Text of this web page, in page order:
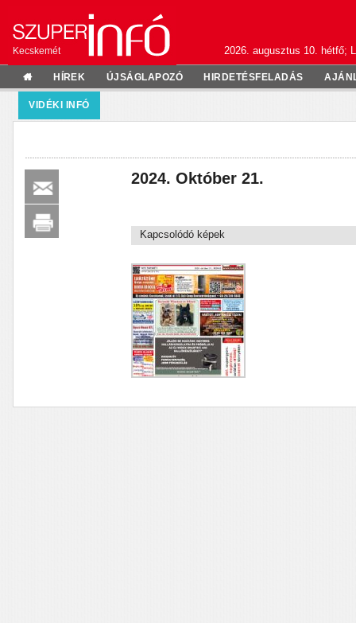
Kecskemét 2026. augusztus 10. hétfő;
HÍREK ÚJSÁGLAPOZÓ HIRDETÉSFELADÁS
VIDÉKI INFÓ
2024. Október 21.
Kapcsolódó képek